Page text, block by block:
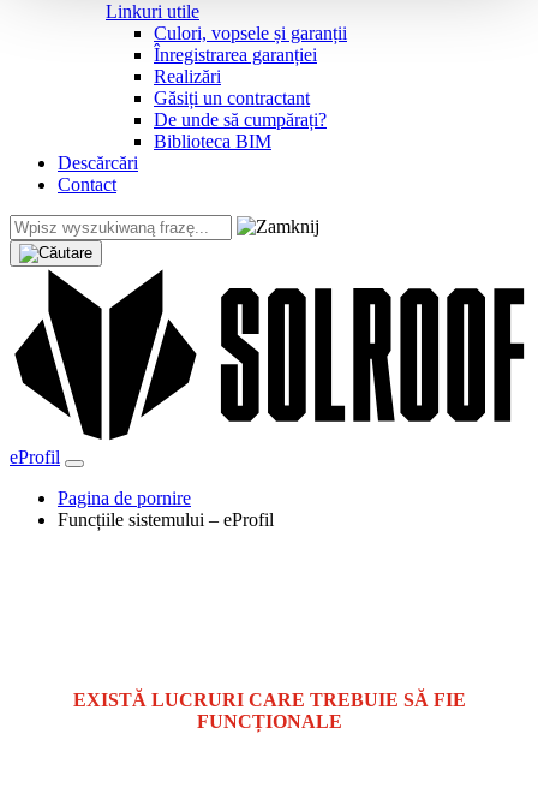
Linkuri utile
Culori, vopsele și garanții
Înregistrarea garanției
Realizări
Găsiți un contractant
De unde să cumpărați?
Biblioteca BIM
Descărcări
Contact
eProfil
Pagina de pornire
Funcțiile sistemului – eProfil
EXISTĂ LUCRURI CARE TREBUIE SĂ FIE
FUNCȚIONALE